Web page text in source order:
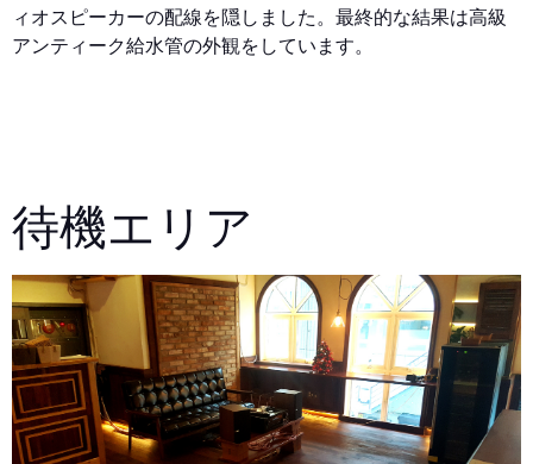
ィオスピーカーの配線を隠しました。最終的な結果は高級
アンティーク給水管の外観をしています。
待機エリア